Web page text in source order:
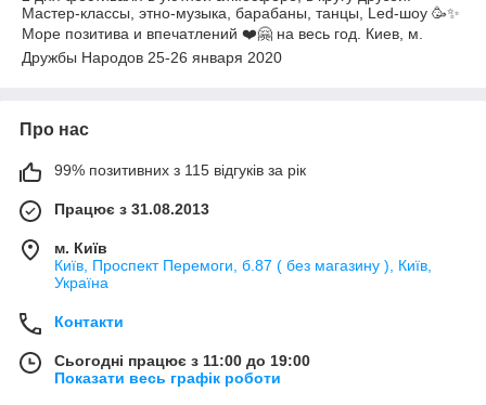
Мастер-классы, этно-музыка, барабаны, танцы, Led-шоу 🥳✨
Море позитива и впечатлений ❤️🤗 на весь год. Киев, м.
Дружбы Народов 25-26 января 2020
Про нас
99% позитивних з 115 відгуків за рік
Працює з 31.08.2013
м. Київ
Київ, Проспект Перемоги, б.87 ( без магазину ), Київ,
Україна
Контакти
Сьогодні працює з 11:00 до 19:00
Показати весь графік роботи